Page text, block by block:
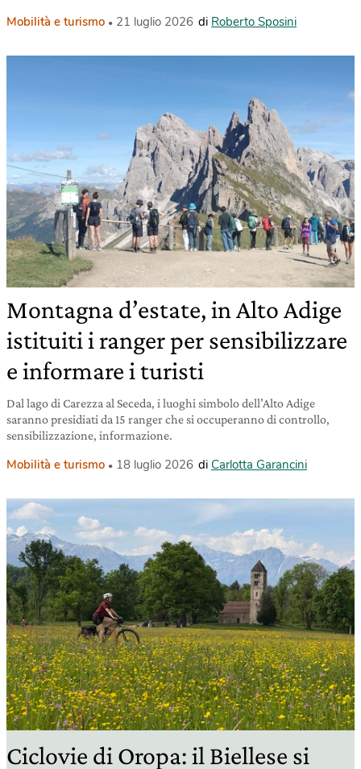
Mobilità e turismo 21 luglio 2026 di Roberto Sposini
Montagna d’estate, in Alto Adige
istituiti i ranger per sensibilizzare
e informare i turisti
Dal lago di Carezza al Seceda, i luoghi simbolo dell’Alto Adige
saranno presidiati da 15 ranger che si occuperanno di controllo,
sensibilizzazione, informazione.
Mobilità e turismo 18 luglio 2026 di Carlotta Garancini
Ciclovie di Oropa: il Biellese si